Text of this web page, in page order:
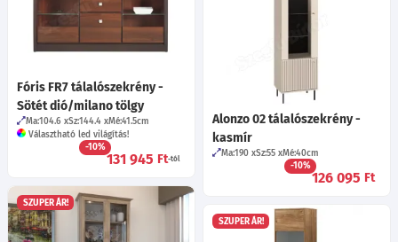
Fóris FR7 tálalószekrény -
Sötét dió/milano tölgy
Ma:104.6 Sz:144.4 Mé:41.5cm
Választható led világítás!
-10%
131 945 Ft-tól
Alonzo 02 tálalószekrény -
kasmír
Ma:190 Sz:55 Mé:40cm
-10%
126 095 Ft
SZUPER ÁR!
SZUPER ÁR!